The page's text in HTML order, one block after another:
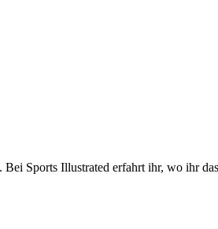
Sports Illustrated erfahrt ihr, wo ihr